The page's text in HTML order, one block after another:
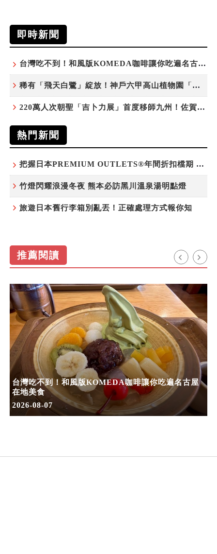
即時新聞
台灣吃不到！和風版KOMEDA咖啡讓你吃遍名古屋在地美食
稀有「飛天白鷺」綻放！神戶六甲高山植物園「鷺草」珍貴現身
220萬人次朝聖「吉卜力展」首度移師九州！佐賀站早鳥平日套票8/10搶先開賣
熱門新聞
把握日本PREMIUM OUTLETS®年間折扣檔期 越買越划算
竹燈閃耀浪漫冬夜 熊本必訪黑川溫泉湯明點燈
旅遊日本舊行李箱別亂丟！正確處理方式報你知
推薦閱讀
台灣吃不到！和風版KOMEDA咖啡讓你吃遍名古屋
在地美食
2026-08-07